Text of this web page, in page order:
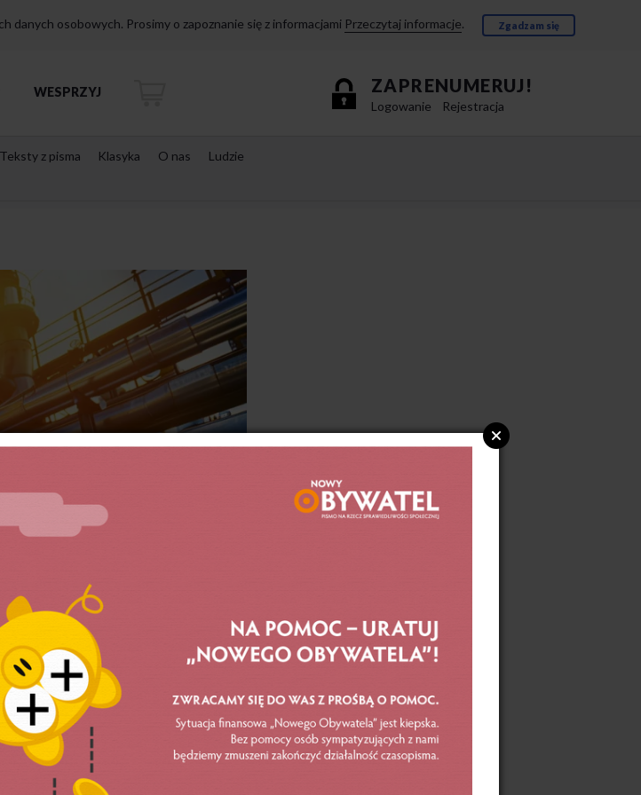
danych osobowych. Prosimy o zapoznanie się z informacjami Przeczytaj informacje. Zgadzam się
ZAPRENUMERUJ!
Logowanie Rejestracja
WESPRZYJ
Teksty z pisma Klasyka O nas
Ludzie